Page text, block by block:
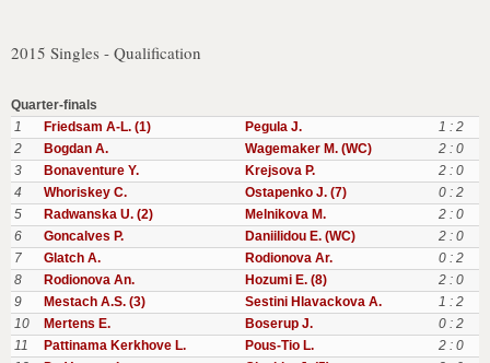
2015 Singles - Qualification
Quarter-finals
1
Friedsam A-L. (1) Pegula J.
1 : 2
2
Bogdan A. Wagemaker M. (WC)
2 : 0
3
Bonaventure Y. Krejsova P.
2 : 0
4
Whoriskey C. Ostapenko J. (7)
0 : 2
5
Radwanska U. (2) Melnikova M.
2 : 0
6
Goncalves P. Daniilidou E. (WC)
2 : 0
7
Glatch A. Rodionova Ar.
0 : 2
8
Rodionova An. Hozumi E. (8)
2 : 0
9
Mestach A.S. (3) Sestini Hlavackova A.
1 : 2
10
Mertens E. Boserup J.
0 : 2
11
Pattinama Kerkhove L. Pous-Tio L.
2 : 0